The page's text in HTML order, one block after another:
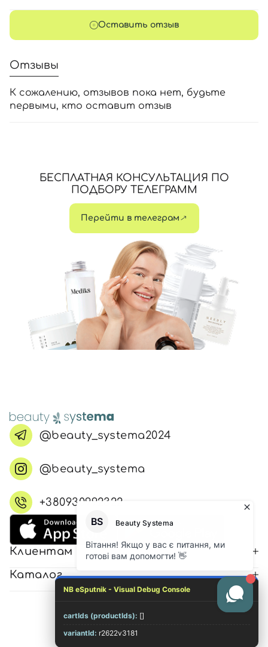
Оставить отзыв
Отзывы
К сожалению, отзывов пока нет, будьте
первыми, кто оставит отзыв
БЕСПЛАТНАЯ КОНСУЛЬТАЦИЯ ПО
ПОДБОРУ ТЕЛЕГРАММ
Перейти в телеграм
@beauty_systema2024
@beauty_systema
+380930992322
Клиентам
Каталог
© 2026 Все права защищены
NB eSputnik - Visual Debug Console
cartIds (productIds): []
variantId: r2622v3181